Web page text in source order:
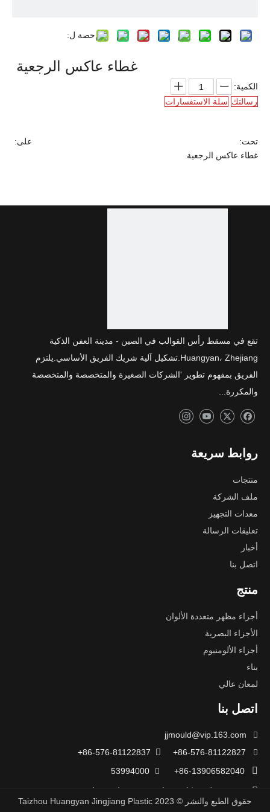
حصة ل:
غطاء عاكس الرجعية
الكمية:
رسالتك سلة الاستفسارات
على:
تحت:
غطاء عاكس الرجعية
تقع في مسقط رأس القوالب في الصين - مدينة العفن الذكية
Huangyan، Zhejiang.تشكيل آلية شريك الفريق الأساسي.يلتزم
الفريق بمفهوم تطوير 'الشركات الصغيرة والمتخصصة والمتخصصة
والمكررة...
روابط سريعة
منتجات
ملف الشركة
معدات التجهيز
تعليقات الرسالة
أخبار
اتصل بنا
منتج
أجزاء مظهر متعددة الألوان
الأجزاء البصرية
أجزاء الألومنيوم
بناء
لمعان عالي
اتصل بنا

jjmould@vip.163.com


86-576-81122837+

86-13906582040+

53994000

تايتشو، مقاطعة Zhejiang، الصين
حقوق الطبع والنشر © 2023
Taizhou Huangyan Jingjiang Plastic